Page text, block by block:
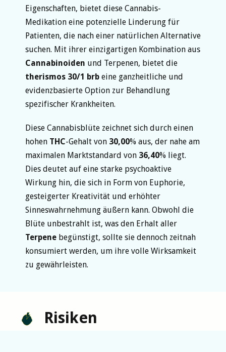
Eigenschaften, bietet diese Cannabis-
Medikation eine potenzielle Linderung für
Patienten, die nach einer natürlichen Alternative
suchen. Mit ihrer einzigartigen Kombination aus
Cannabinoiden und Terpenen, bietet die
therismos 30/1 brb eine ganzheitliche und
evidenzbasierte Option zur Behandlung
spezifischer Krankheiten.
Diese Cannabisblüte zeichnet sich durch einen
hohen THC-Gehalt von 30,00% aus, der nahe am
maximalen Marktstandard von 36,40% liegt.
Dies deutet auf eine starke psychoaktive
Wirkung hin, die sich in Form von Euphorie,
gesteigerter Kreativität und erhöhter
Sinneswahrnehmung äußern kann. Obwohl die
Blüte unbestrahlt ist, was den Erhalt aller
Terpene begünstigt, sollte sie dennoch zeitnah
konsumiert werden, um ihre volle Wirksamkeit
zu gewährleisten.
Risiken